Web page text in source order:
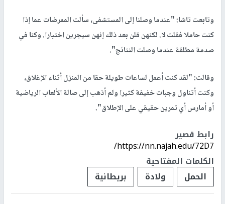
وتابعت تاشا: "عندما وصلنا إلى المستشفى، سألت الممرضات عما إذا
كنت حاملا فقلت لا. لكنهن قلن بعد ذلك إنهن سيجرين اختبارا. وكنا في
صدمة مطلقة عندما وصلت النتائج".
وقالت: "لقد كنت أعمل لساعات طويلة حقا من المنزل أثناء الإغلاق،
وكنت أتناول وجبات خفيفة كثيرا ولم أذهب إلى صالة الألعاب الرياضية
أو أمارس أي تمرين حقيقي على الإطلاق".
رابط قصير
https://nn.najah.edu/72D7/
الكلمات المفتاحية
الحمل
ولادة بريطانية